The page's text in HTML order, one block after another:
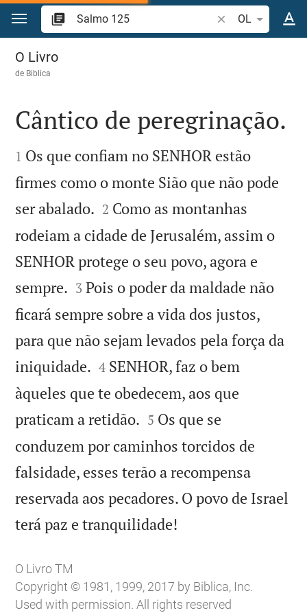
Ir para o conteúdo
Pesquise
OL
Salmo 125
O Livro
de Biblica

Cântico de peregrinação.

1 Os que confiam no SENHOR estão
firmes como o monte Sião que não pode
ser abalado. 

2 Como as montanhas
rodeiam a cidade de Jerusalém, assim o
SENHOR protege o seu povo, agora e
sempre. 

3 Pois o poder da maldade não
ficará sempre sobre a vida dos justos,
para que não sejam levados pela força da
iniquidade. 

4 SENHOR, faz o bem
àqueles que te obedecem, aos que
praticam a retidão. 

5 Os que se
conduzem por caminhos torcidos de
falsidade, esses terão a recompensa
reservada aos pecadores. O povo de Israel
terá paz e tranquilidade!
O Livro TM
Copyright © 1981, 1999, 2017 by Biblica, Inc.
Used with permission. All rights reserved